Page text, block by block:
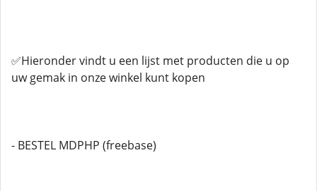
✅Hieronder vindt u een lijst met producten die u op
uw gemak in onze winkel kunt kopen
- BESTEL MDPHP (freebase)